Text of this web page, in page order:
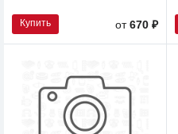
Купить от670 ₽